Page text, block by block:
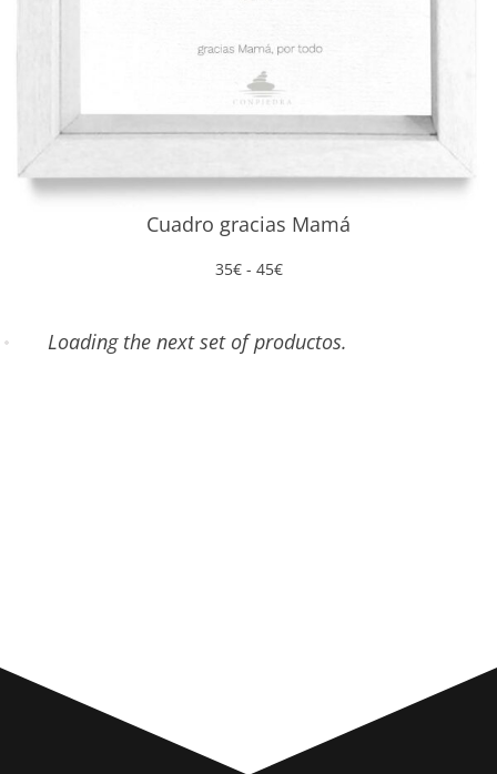
Cuadro gracias Mamá
35€ - 45€Rango
desde
35€
All items displayed.